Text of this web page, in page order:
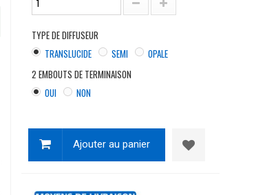
TYPE DE DIFFUSEUR
TRANSLUCIDE
SEMI
OPALE
2 EMBOUTS DE TERMINAISON
OUI
NON
Ajouter au panier